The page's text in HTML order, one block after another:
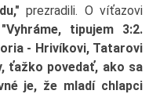
prezradili. O víťazovi
"Vyhráme, tipujem 3:2.
- Hrivíkovi, Tatarovi
ťažko povedať, ako sa
je, že mladí chlapci